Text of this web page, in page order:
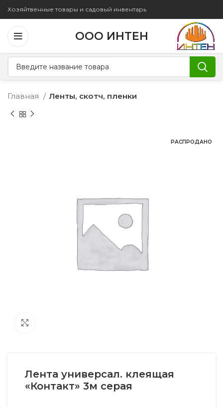
Хозяйтвенные товары и садовый инвентарь
ООО ИНТЕН
Главная Ленты, скотч, пленки
РАСПРОДАНО
Лента универсал. клеящая
«Контакт» 3м серая